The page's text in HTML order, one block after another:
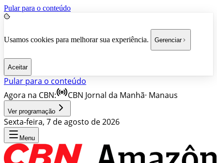
Pular para o conteúdo
Usamos cookies para melhorar sua experiência. Gerenciar
Aceitar
Pular para o conteúdo
Agora na CBN:
CBN Jornal da Manhã· Manaus
Ver programação
Sexta-feira, 7 de agosto de 2026
Menu